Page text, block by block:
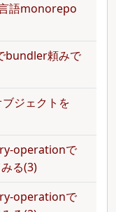
語monorepo
bundler頼みで
ジェクトを
operationで
る(3)
operationで